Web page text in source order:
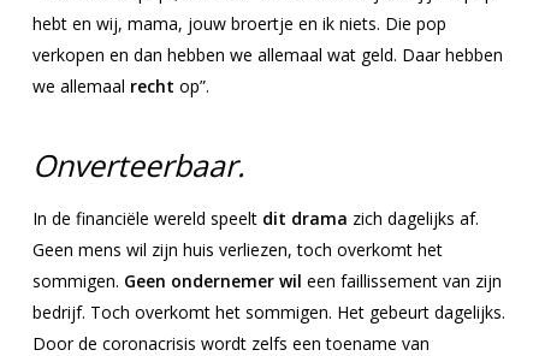
hebt en wij, mama, jouw broertje en ik niets. Die pop
verkopen en dan hebben we allemaal wat geld. Daar hebben
we allemaal recht op”.
Onverteerbaar.
In de financiële wereld speelt dit drama zich dagelijks af.
Geen mens wil zijn huis verliezen, toch overkomt het
sommigen. Geen ondernemer wil een faillissement van zijn
bedrijf. Toch overkomt het sommigen. Het gebeurt dagelijks.
Door de coronacrisis wordt zelfs een toename van